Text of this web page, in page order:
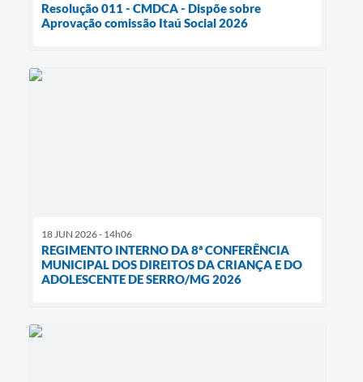
Resolução 011 - CMDCA - Dispõe sobre
Aprovação comissão Itaú Social 2026
18 JUN 2026 - 14h06
REGIMENTO INTERNO DA 8ª CONFERÊNCIA
MUNICIPAL DOS DIREITOS DA CRIANÇA E DO
ADOLESCENTE DE SERRO/MG 2026